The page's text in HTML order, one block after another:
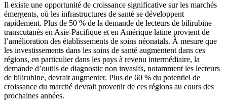
Il existe une opportunité de croissance significative sur les marchés
émergents, où les infrastructures de santé se développent
rapidement. Plus de 50 % de la demande de lecteurs de bilirubine
transcutanés en Asie-Pacifique et en Amérique latine provient de
l’amélioration des établissements de soins néonatals. À mesure que
les investissements dans les soins de santé augmentent dans ces
régions, en particulier dans les pays à revenu intermédiaire, la
demande d’outils de diagnostic non invasifs, notamment les lecteurs
de bilirubine, devrait augmenter. Plus de 60 % du potentiel de
croissance du marché devrait provenir de ces régions au cours des
prochaines années.